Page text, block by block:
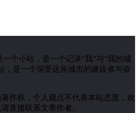
一个小站，是一个记录“我”与“我的城
，是一个深受这座城市的建设者与奋
作权，个人观点不代表本站态度，欢
直接联系文章作者。